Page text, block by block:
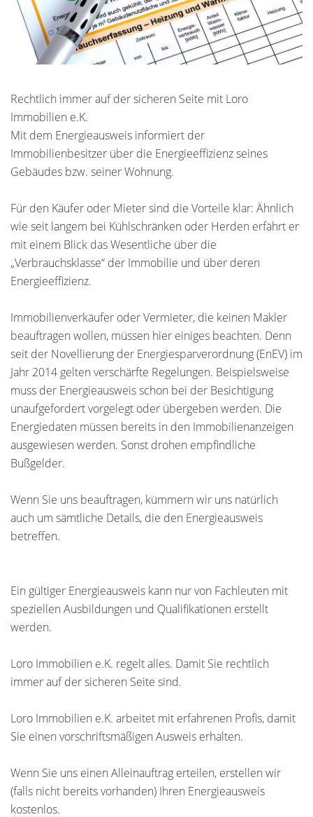
Rechtlich immer auf der sicheren Seite mit Loro
Immobilien e.K.
Mit dem Energieausweis informiert der
Immobilienbesitzer über die Energieeffizienz seines
Gebäudes bzw. seiner Wohnung.
Für den Käufer oder Mieter sind die Vorteile klar: Ähnlich
wie seit langem bei Kühlschränken oder Herden erfährt er
mit einem Blick das Wesentliche über die
„Verbrauchsklasse“ der Immobilie und über deren
Energieeffizienz.
Immobilienverkäufer oder Vermieter, die keinen Makler
beauftragen wollen, müssen hier einiges beachten. Denn
seit der Novellierung der Energiesparverordnung (EnEV) im
Jahr 2014 gelten verschärfte Regelungen. Beispielsweise
muss der Energieausweis schon bei der Besichtigung
unaufgefordert vorgelegt oder übergeben werden. Die
Energiedaten müssen bereits in den Immobilienanzeigen
ausgewiesen werden. Sonst drohen empfindliche
Bußgelder.
Wenn Sie uns beauftragen, kümmern wir uns natürlich
auch um sämtliche Details, die den Energieausweis
betreffen.
Ein gültiger Energieausweis kann nur von Fachleuten mit
speziellen Ausbildungen und Qualifikationen erstellt
werden.
Loro Immobilien e.K. regelt alles. Damit Sie rechtlich
immer auf der sicheren Seite sind.
Loro Immobilien e.K. arbeitet mit erfahrenen Profis, damit
Sie einen vorschriftsmäßigen Ausweis erhalten.
Wenn Sie uns einen Alleinauftrag erteilen, erstellen wir
(falls nicht bereits vorhanden) Ihren Energieausweis
kostenlos.